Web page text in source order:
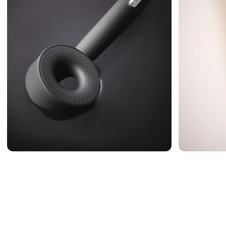
Riduce la
¹ Testato in modo
² Testato con una
del 73–95%, con un
risultati possono variare a